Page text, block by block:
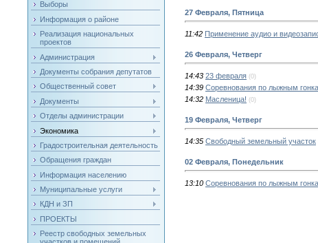
Выборы
Информация о районе
Реализация национальных
проектов
Администрация
Документы собрания депутатов
Общественный совет
Документы
Отделы администрации
Экономика
Градостроительная деятельность
Обращения граждан
Информация населению
Муниципальные услуги
КДН и ЗП
ПРОЕКТЫ
Реестр свободных земельных
27 Февраля, Пятница
11:42 Применение аудио и
26 Февраля, Четверг
14:43 23 февраля (0)
14:39 Cоревнования по лыжным
14:32 Масленица! (0)
19 Февраля, Четверг
14:35 Cвободный земельный участок
02 Февраля, Понедельник
13:10 Соревнования по лыжным